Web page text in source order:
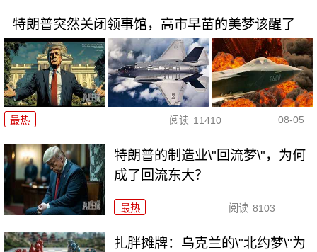
特朗普突然关闭领事馆，高市早苗的美梦该醒了
最热 阅读 11410 08-05
特朗普的制造业\"回流梦\"，为何
成了回流东大？
最热 阅读 8103
扎胖摊牌：乌克兰的\"北约梦\"为